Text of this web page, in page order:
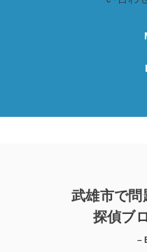
武雄市で問
探偵ブ
–